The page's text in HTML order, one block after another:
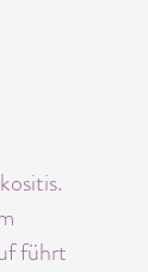
führt